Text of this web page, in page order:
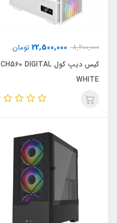
8,200,000
22,500,000 تومان
کیس دیپ کول CH560 DIGITAL
WHITE